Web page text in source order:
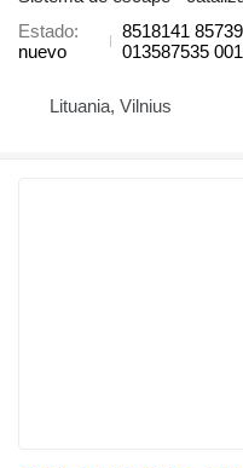
Estado
nuevo
8518141
013587535
Lituania, Vilnius